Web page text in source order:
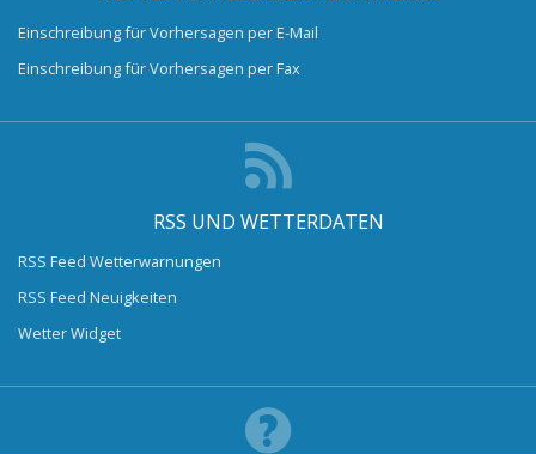
Einschreibung für Vorhersagen per E-Mail
Einschreibung für Vorhersagen per Fax
RSS UND WETTERDATEN
RSS Feed Wetterwarnungen
RSS Feed Neuigkeiten
Wetter Widget